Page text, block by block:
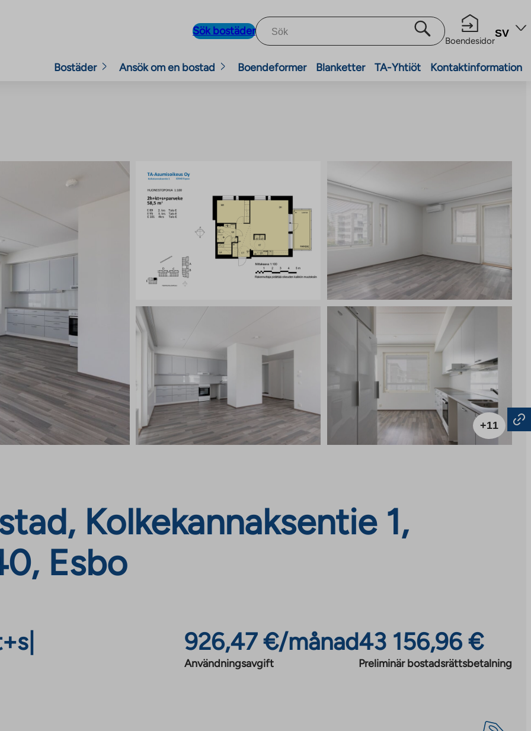
Sök bostäder
Boendesidor
SV
Bostäder Ansök om en bostad Boendeformer Blanketter TA-Yhtiöt Kontaktinformation
+11
Kolkekannaksentie 1,
Esbo
926,47 €/månad
Användningsavgift
43 156,96 €
Preliminär bostadsrättsbetalning